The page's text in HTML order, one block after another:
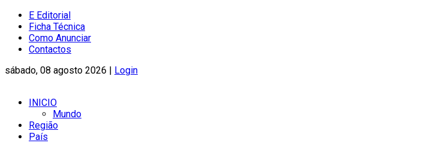
E Editorial
Ficha Técnica
Como Anunciar
Contactos
sábado, 08 agosto 2026 | Login
INICIO
Mundo
Região
País